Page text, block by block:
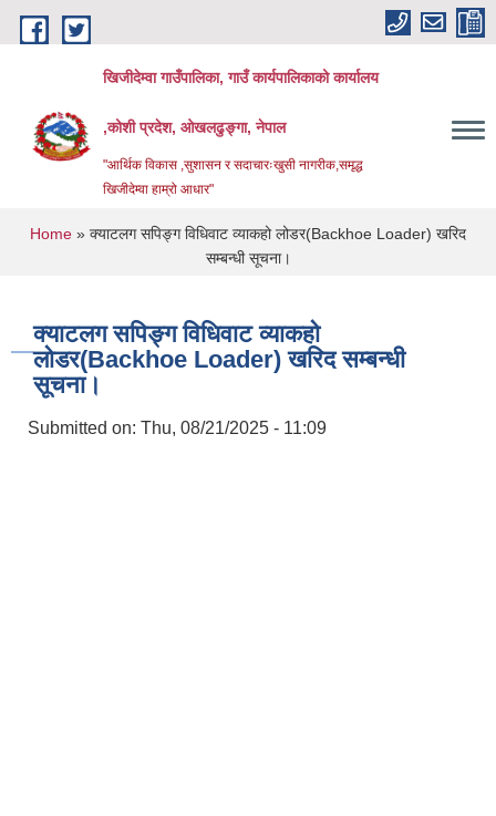
Skip to main content
खिजीदेम्वा गाउँपालिका, गाउँ कार्यपालिकाको कार्यालय
,कोशी प्रदेश, ओखलढुङ्गा, नेपाल
"आर्थिक विकास ,सुशासन र सदाचारःखुसी नागरीक,समृद्ध
खिजीदेम्वा हाम्रो आधार"
You are here
Home » क्याटलग सपिङ्ग विधिवाट व्याकहो लोडर(Backhoe Loader) खरिद
सम्बन्धी सूचना।
क्याटलग सपिङ्ग विधिवाट व्याकहो
लोडर(Backhoe Loader) खरिद सम्बन्धी
सूचना।
Submitted on: Thu, 08/21/2025 - 11:09